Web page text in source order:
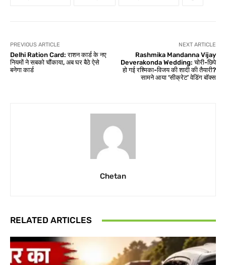
PREVIOUS ARTICLE
Delhi Ration Card: राशन कार्ड के नए
नियमों ने सबको चौंकाया, अब घर बैठे ऐसे
बनेगा कार्ड
NEXT ARTICLE
Rashmika Mandanna Vijay
Deverakonda Wedding: चोरी-छिपे
हो गई रश्मिका-विजय की शादी की तैयारी?
सामने आया ‘सीक्रेट’ वेडिंग बॉक्स
Chetan
RELATED ARTICLES